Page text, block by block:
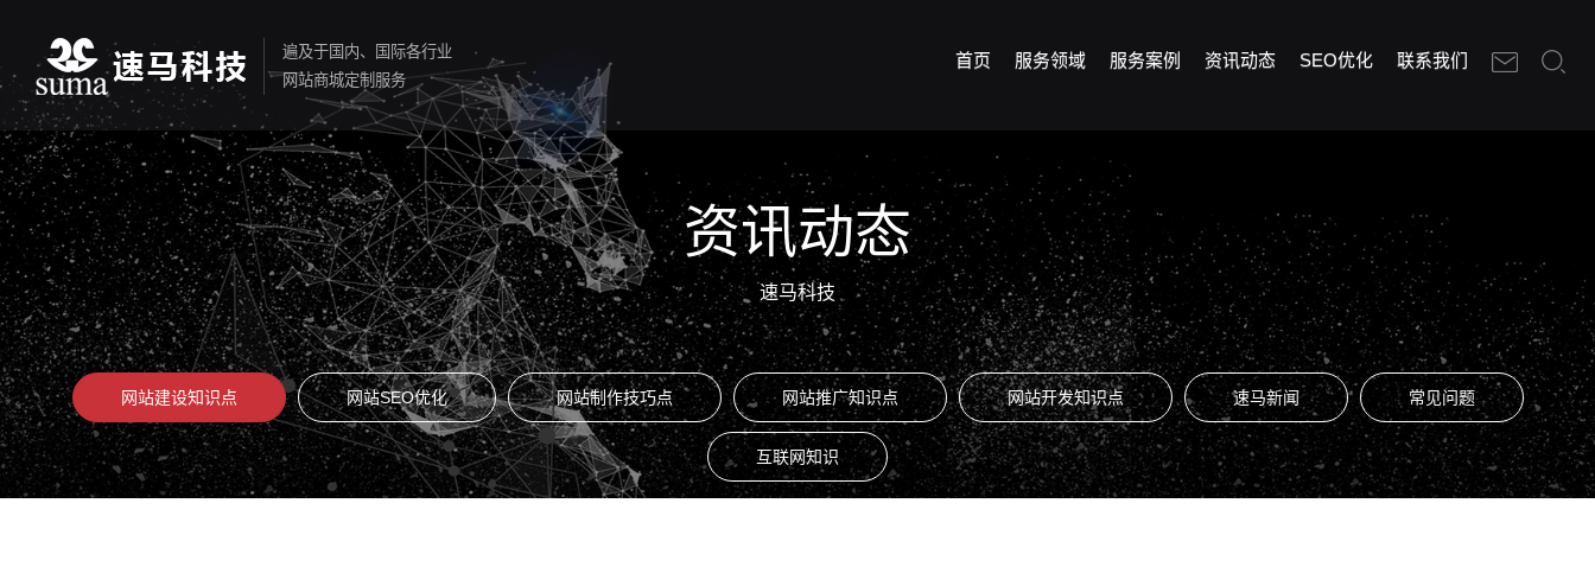
遍及于国内、国际各行业
网站商城定制服务
首页 服务领域 服务案例 资讯动态 SEO优化 联系我们
资讯动态
速马科技
网站建设知识点 网站SEO优化 网站制作技巧点 网站推广知识点 网站开发知识点 速马新闻 常见问题
互联网知识